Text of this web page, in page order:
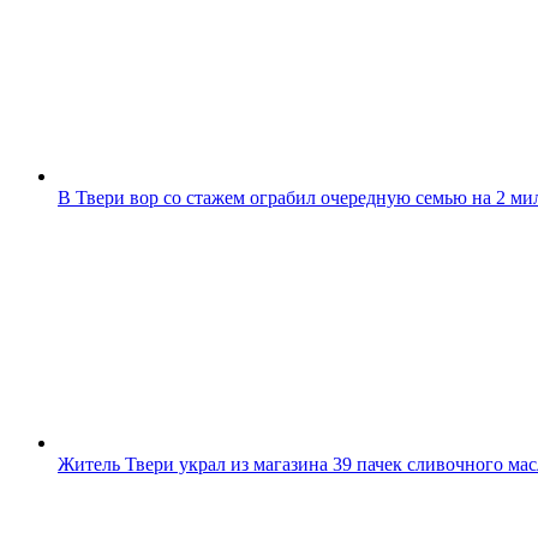
В Твери вор со стажем ограбил очередную семью на 2
Житель Твери украл из магазина 39 пачек сливочного